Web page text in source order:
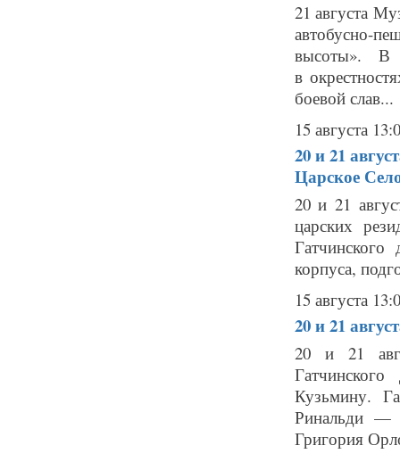
21 августа
автобусно-
высоты». В
в
боевой слав...
15 августа
20 и 21
Царское
20 и 21
царских
корпуса,
15 августа
20 и 21
20 и 21
Кузьмину.
Ринальди —
Григория